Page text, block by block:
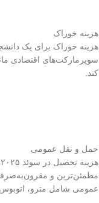
هزینه خوراک
کند.
حمل و نقل عمومی
مطمئن‌ترین و
عمومی شامل مترو،